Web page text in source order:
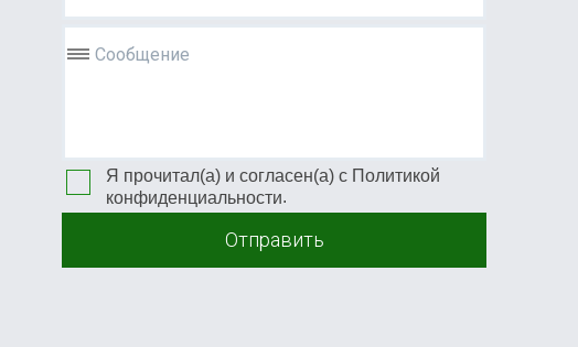
Сообщение
Я прочитал(а) и согласен(а) с Политикой
конфиденциальности.
Отправить